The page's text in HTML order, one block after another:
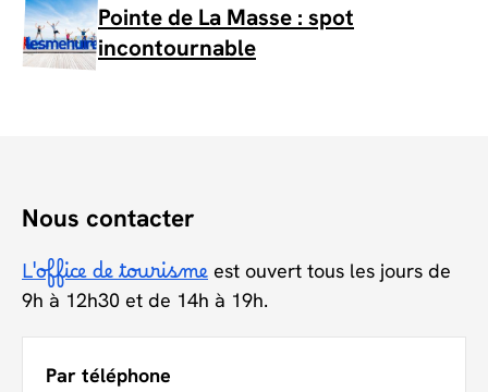
Pointe de La Masse : spot
incontournable
Nous contacter
L'office de tourisme est ouvert tous les jours de
9h à 12h30 et de 14h à 19h.
Par téléphone